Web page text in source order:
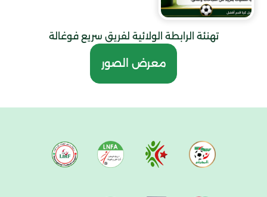
تهنئة الرابطة الولائية لفريق سريع فوغالة
معرض الصور